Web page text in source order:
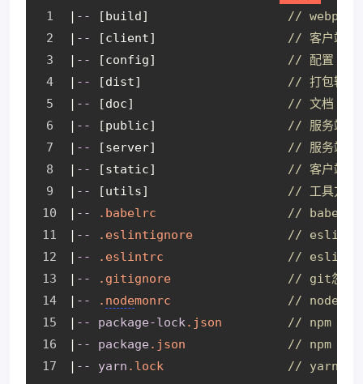
| -- [build]
// webpack
| -- [client]
// 客户端代
| -- [config]
// 配置
| -- [dist]
// 打包输出
| -- [doc]
// 文档
| -- [public]
// 服务端静
| -- [server]
// 服务端代
| -- [static]
// 客户端静
| -- [utils]
// 工具方法
| -- .babelrc
// babel配
| -- .eslintignore
// eslint忽
| -- .eslintrc
// eslint规
| -- .gitignore
// git忽略
| -- . nodemonrc
// nodemon
| -- package-lock.json
// npm
| -- package .json
// npm
| -- yarn .lock // yarn